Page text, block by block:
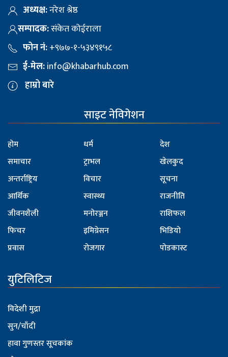
अध्यक्ष:नरेश श्रेष्ठ
सम्पादक:संकेत कोईराला
फोन नं:+९७७-१-५३४९१५८
ई-मेल:info@khabarhub.com
हाम्रो बारे
साइट नेविगेशन
होम
समाचार
अन्तर्राष्ट्रिय
आर्थिक
जीवनशैली
फिचर
प्रवास
धर्म
ट्राभल
विचार
स्वास्थ्य
मनोरञ्जन
इमिग्रेसन
रोजगार
देश
खेलकुद
सूचना
राजनीति
राशिफल
भिडियो
पोडकास्ट
युटिलिटिज
विदेशी मुद्रा
सुन/चाँदी
हावा गुणस्तर सूचकांक